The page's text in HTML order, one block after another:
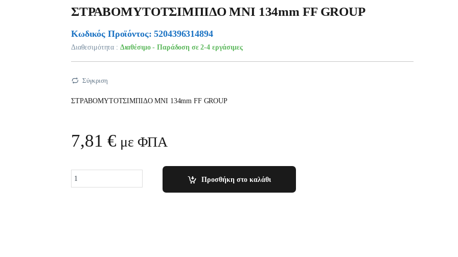
ΣΤΡΑΒΟΜΥΤΟΤΣΙΜΠΙΔΟ ΜΝΙ 134mm FF GROUP
Κωδικός Προϊόντος: 5204396314894
Διαθεσιμότητα : Διαθέσιμο - Παράδοση σε 2-4 εργάσιμες
Σύγκριση
ΣΤΡΑΒΟΜΥΤΟΤΣΙΜΠΙΔΟ ΜΝΙ 134mm FF GROUP
7,81€ με ΦΠΑ
Προσθήκη στο καλάθι